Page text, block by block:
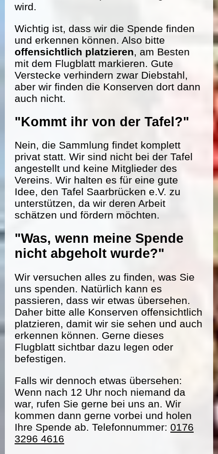
wird.
Wichtig ist, dass wir die Spende finden
und erkennen können. Also bitte
offensichtlich platzieren, am Besten
mit dem Flugblatt markieren. Gute
Verstecke verhindern zwar Diebstahl,
aber wir finden die Konserven dort dann
auch nicht.
"Kommt ihr von der Tafel?"
Nein, die Sammlung findet komplett
privat statt. Wir sind nicht bei der Tafel
angestellt und keine Mitglieder des
Vereins. Wir halten es für eine gute
Idee, den Tafel Saarbrücken e.V. zu
unterstützen, da wir deren Arbeit
schätzen und fördern möchten.
"Was, wenn meine Spende
nicht abgeholt wurde?"
Wir versuchen alles zu finden, was Sie
uns spenden. Natürlich kann es
passieren, dass wir etwas übersehen.
Daher bitte alle Konserven offensichtlich
platzieren, damit wir sie sehen und auch
erkennen können. Gerne dieses
Flugblatt sichtbar dazu legen oder
befestigen.
Falls wir dennoch etwas übersehen:
Wenn nach 12 Uhr noch niemand da
war, rufen Sie gerne bei uns an. Wir
kommen dann gerne vorbei und holen
Ihre Spende ab. Telefonnummer: 0176
3296 4616